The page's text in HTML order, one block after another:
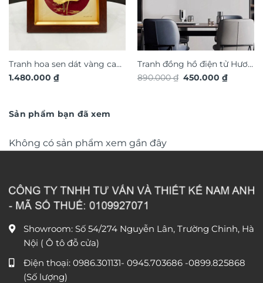
Tranh hoa sen dát vàng cao
cấp TDV20
1.480.000 ₫
Tranh đồng hồ điện tử Hươu
Tài Lộc TG4917S
890.000₫ Giá
450.000₫Giá
Sản phẩm bạn đã xem
Không có sản phẩm xem gần đây
Showroom: Số 54/274 Nguyễn Lân, Trường Chinh, Hà
Nội ( Ô tô đỗ cửa)
Điện thoại: 0986.301131- 0945.703686 -0899.825868
(Số lượng)